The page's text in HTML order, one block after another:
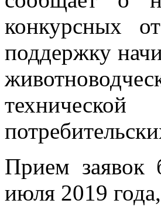
конкурсных
поддержку
Прием заявок
июля 2019 года,